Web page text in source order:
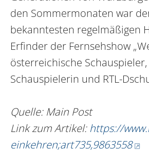
den Sommermonaten war
bekanntesten regelmäßigen
Erfinder der Fernsehshow
österreichische
Schauspielerin und RTL-
Quelle: Main Post
Link zum Artikel:https://
einkehren;art735,9863558